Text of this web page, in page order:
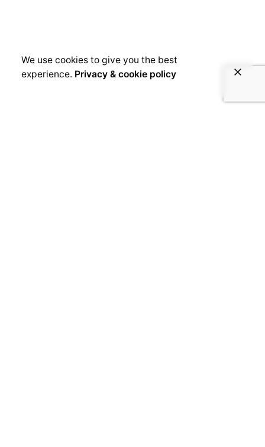
We use cookies to give you the best
experience. Privacy & cookie policy